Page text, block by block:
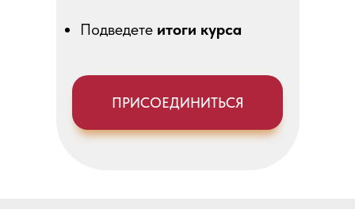
ПРИСОЕДИНИТЬСЯ
Подведете итоги курса